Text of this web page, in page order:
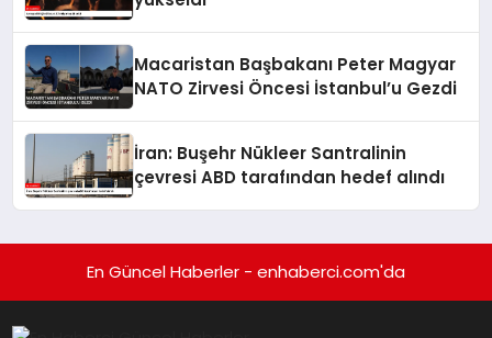
Macaristan Başbakanı Peter Magyar
NATO Zirvesi Öncesi İstanbul’u Gezdi
İran: Buşehr Nükleer Santralinin
çevresi ABD tarafından hedef alındı
En Güncel Haberler - enhaberci.com'da